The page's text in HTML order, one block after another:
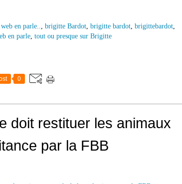
en parle.. brigitte Bardot brigitte bardot brigittebardot
en parle tout ou presque sur Brigitte
0
doit restituer les animaux
par la FBB